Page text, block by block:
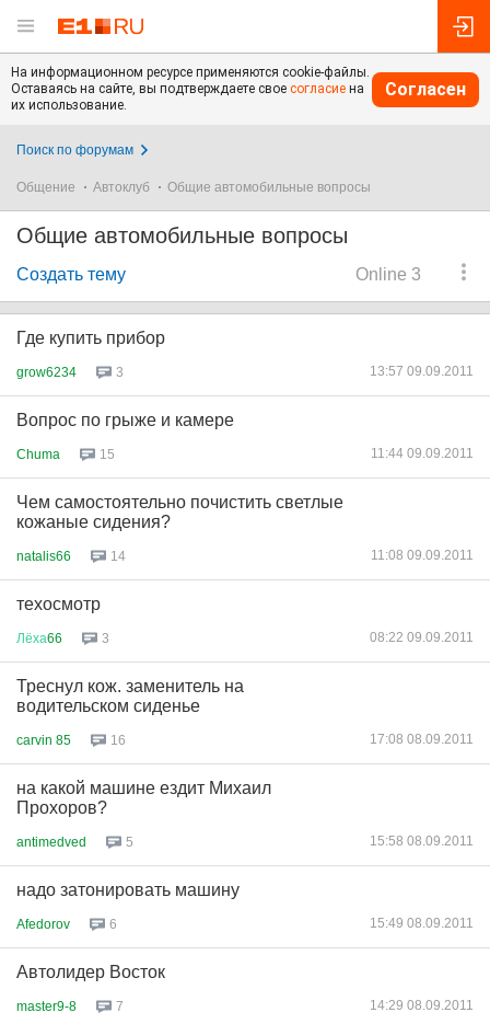
На информационном ресурсе применяются cookie-файлы.
Оставаясь на сайте, вы подтверждаете свое согласие на
их использование.
Согласен
Поиск по форумам
Общение Автоклуб Общие автомобильные вопросы
Общие автомобильные вопросы
Online 3
Создать тему
Где купить прибор
grow6234 3 13:57 09.09.2011
Вопрос по грыже и камере
Chuma 15 11:44 09.09.2011
Чем самостоятельно почистить светлые
кожаные сидения?
natalis66 14 11:08 09.09.2011
техосмотр
Лёха66 3 08:22 09.09.2011
Треснул кож. заменитель на
водительском сиденье
carvin 85 16 17:08 08.09.2011
на какой машине ездит Михаил
Прохоров?
antimedved 5 15:58 08.09.2011
надо затонировать машину
Afedorov 6 15:49 08.09.2011
Автолидер Восток
master9-8 7 14:29 08.09.2011